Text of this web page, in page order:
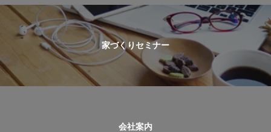
家づくりセミナー
会社案内